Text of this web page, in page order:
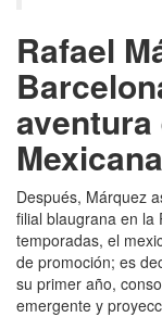
Rafael
Mexicana
Después, Márquez
filial blaugrana en la
temporadas, el
de promoción; es
su primer año,
emergente y